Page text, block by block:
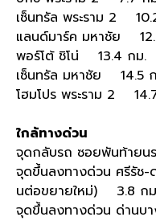
เซ็นทรัล พระราม 2
แลนด์มาร์ค มหาชัย
พอร์โต้ ชิโน่ 13.4 กม.
เซ็นทรัล มหาชัย 14.5
โฮมโปร พระราม 2
ใกล้ทางด่วน
จุดกลับรถ ซอยพันท้าย
จุดขึ้นลงทางด่วน ศรีรัช-
นต่อขยายใหม่) 3.8 ก
จุดขึ้นลงทางด่วน ด่าน